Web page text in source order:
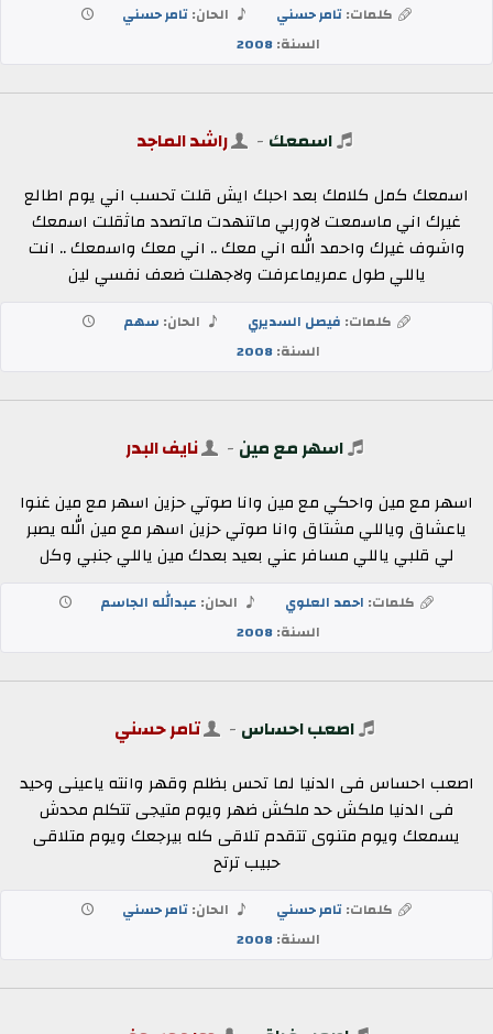
كلمات:تامر حسني الحان:تامر حسني
السنة:2008
اسمعك - راشد الماجد
اسمعك كمل كلامك بعد احبك ايش قلت تحسب اني يوم اطالع
غيرك اني ماسمعت لاوربي ماتنهدت ماتصدد ماثقلت اسمعك
واشوف غيرك واحمد الله اني معك .. اني معك واسمعك .. انت
ياللي طول عمريماعرفت ولاجهلت ضعف نفسي لين
كلمات: فيصل السديري الحان: سهم
السنة:2008
اسهر مع مين - نايف البدر
اسهر مع مين واحكي مع مين وانا صوتي حزين اسهر مع مين غنوا
ياعشاق وياللي مشتاق وانا صوتي حزين اسهر مع مين الله يصبر
لي قلبي ياللي مسافر عني بعيد بعدك مين ياللي جنبي وكل
كلمات: احمد العلوي الحان: عبدالله الجاسم
السنة:2008
اصعب احساس - تامر حسني
اصعب احساس فى الدنيا لما تحس بظلم وقهر وانته ياعينى وحيد
فى الدنيا ملكش حد ملكش ضهر ويوم متيجى تتكلم محدش
يسمعك ويوم متنوى تتقدم تلاقى كله بيرجعك ويوم متلاقى
حبيب ترتح
كلمات:تامر حسني الحان:تامر حسني
السنة:2008